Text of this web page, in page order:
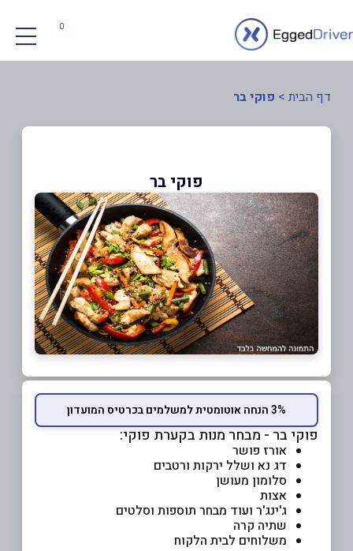
0
דף הבית > פוקי בר
פוקי בר
3% הנחה אוטומטית למשלמים בכרטיס המועדון
פוקי בר - מבחר מנות בקערת פוקי:
אורז פושר
דג נא ושלל ירקות ורטבים
סלומון מעושן
אצות
ג'ינג'ר ועוד מבחר תוספות וסלטים
שתיה קרה
משלוחים לבית הלקוח